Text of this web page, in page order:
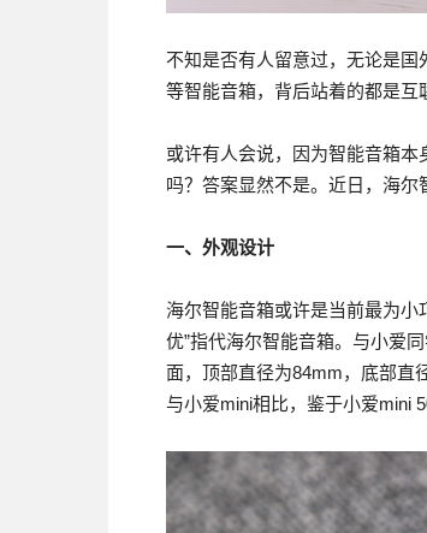
不知是否有人留意过，无论是
等智能音箱，背后站着的都是互
或许有人会说，因为智能音箱
吗？答案显然不是。近日，海尔
一、外观设计
海尔智能音箱或许是当前最为小
优”指代海尔智能音箱。与小爱
面，顶部直径为84mm，底部直
与小爱mini相比，鉴于小爱mini